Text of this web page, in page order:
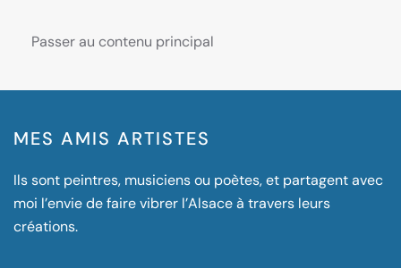
Passer au contenu principal
MES AMIS ARTISTES
Ils sont peintres, musiciens ou poètes, et partagent avec
moi l’envie de faire vibrer l’Alsace à travers leurs
créations.